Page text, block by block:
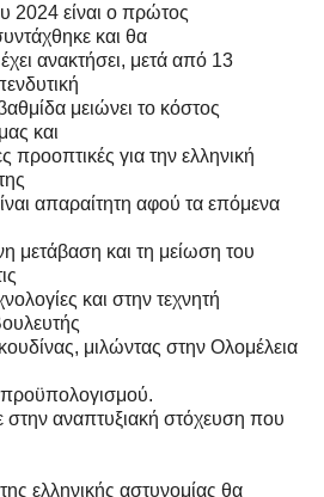
2024 είναι ο πρώτος
και θα
ανακτήσει, μετά από 13
μειώνει το κόστος
και
προοπτικές για την ελληνική
απαραίτητη αφού τα επόμενα
μετάβαση και τη μείωση του
και στην τεχνητή
μιλώντας στην Ολομέλεια
αναπτυξιακή στόχευση που
ελληνικής αστυνομίας θα